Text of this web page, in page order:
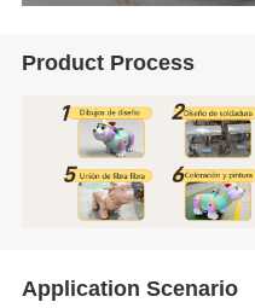
Product Process
Application Scenario